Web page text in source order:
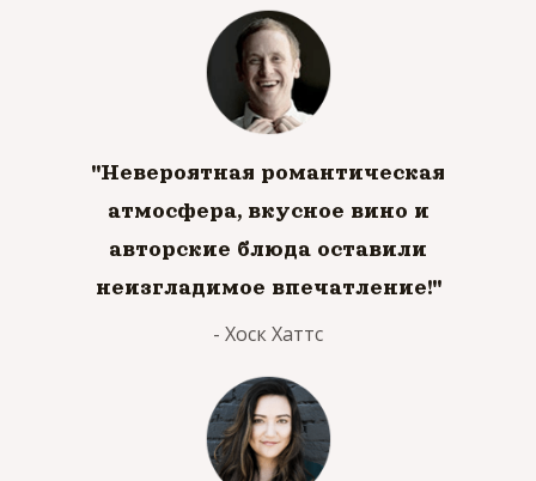
"Невероятная романтическая
атмосфера, вкусное вино и
авторские блюда оставили
неизгладимое впечатление!"
- Хоск Хаттс